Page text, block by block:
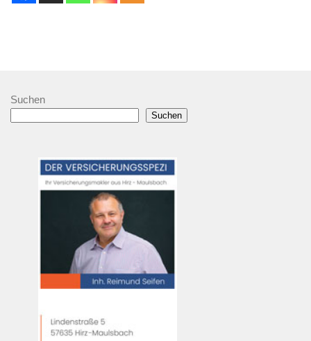
Suchen
Suchen